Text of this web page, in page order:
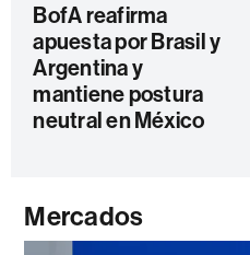
BofA reafirma
apuesta por Brasil y
Argentina y
mantiene postura
neutral en México
Mercados